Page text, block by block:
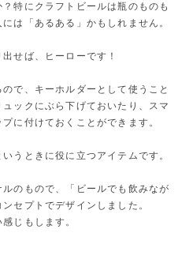
特にクラフトビールは瓶のものも
は「あるある」かもしれません。
せば、ヒーローです！
で、キーホルダーとして使うこと
ックにぶら下げておいたり、スマ
に付けておくことができます。
うときに役に立つアイテムです。
のもので、「ビールでも飲みなが
セプトでデザインしました。
じもします。